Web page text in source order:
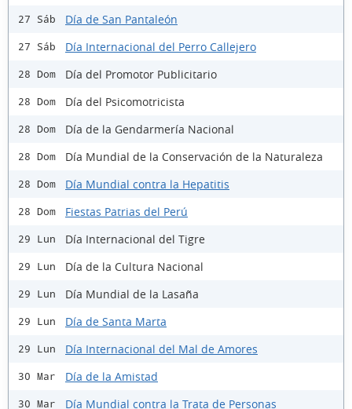
27 Sáb Día de San Pantaleón
27 Sáb Día Internacional del Perro Callejero
28 Dom Día del Promotor Publicitario
28 Dom Día del Psicomotricista
28 Dom Día de la Gendarmería Nacional
28 Dom Día Mundial de la Conservación de la Naturaleza
28 Dom Día Mundial contra la Hepatitis
28 Dom Fiestas Patrias del Perú
29 Lun Día Internacional del Tigre
29 Lun Día de la Cultura Nacional
29 Lun Día Mundial de la Lasaña
29 Lun Día de Santa Marta
29 Lun Día Internacional del Mal de Amores
30 Mar Día de la Amistad
30 Mar Día Mundial contra la Trata de Personas